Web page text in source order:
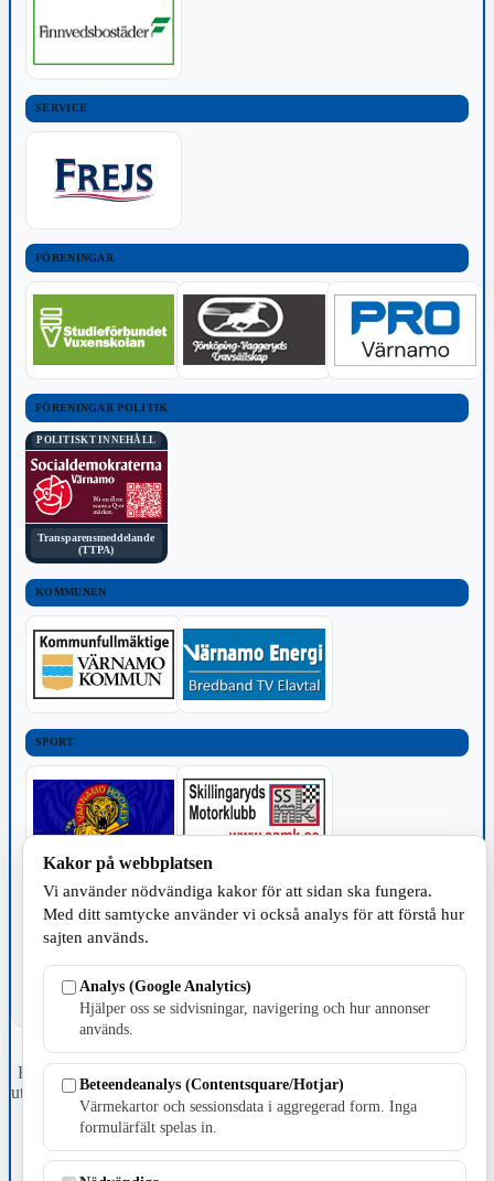
SERVICE
FÖRENINGAR
FÖRENINGAR POLITIK
POLITISKT INNEHÅLL
Transparensmeddelande
(TTPA)
KOMMUNEN
SPORT
TILLVERKNING
Fristående webbtidningsföretag grundat 1991 som sedan 2002 ger
ut tidningen Skillingaryd.nu och 2010 lanserades Värnamo.nu. Från
april 2026 omfattar Skillingaryd.nu tre kommuner: Gnosjö,
Värnamo och Vaggeryds kommun.
Kakor på webbplatsen
Vi använder nödvändiga kakor för att sidan ska fungera.
Med ditt samtycke använder vi också analys för att förstå hur
sajten används.
Analys (Google Analytics)
Hjälper oss se sidvisningar, navigering och hur annonser
används.
Beteendeanalys (Contentsquare/Hotjar)
Värmekartor och sessionsdata i aggregerad form. Inga
formulärfält spelas in.